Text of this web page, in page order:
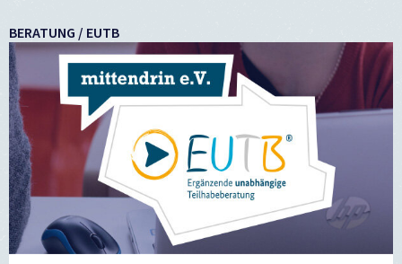
BERATUNG / EUTB